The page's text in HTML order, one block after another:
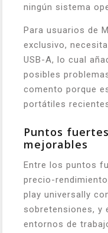
ningún sistema
Para usuarios de
exclusivo,
USB-A, lo cual
posibles
comento porque
portátiles
Puntos
mejorables
Entre los puntos
precio-
play universally
sobretensiones, y
entornos de